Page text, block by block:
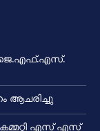
ജെ.എഫ്.എസ്.
ആചരിച്ചു
എസ് എസ്